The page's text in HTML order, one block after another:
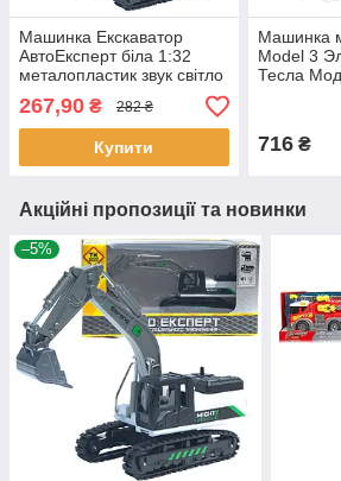
Машинка Екскаватор
АвтоЕксперт біла 1:32
металопластик звук світло
гусеничний хід 17*12*6,5
см (LS-0322-15)
267,90 ₴ 282 ₴
Купити
Машинка
Model 3
Тесла
см (EL
716₴
Акційні пропозиції та новинки
–5%